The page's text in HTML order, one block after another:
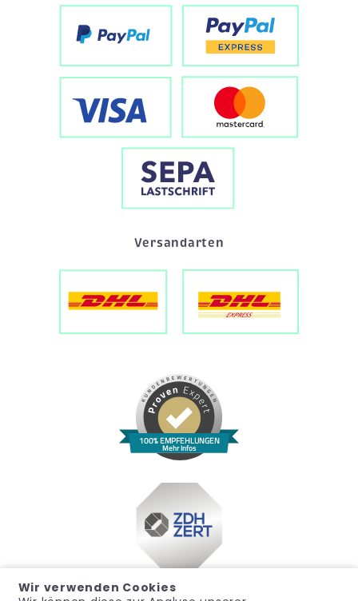
Versandarten
100% EMPFEHLUNGEN
Mehr Infos
Wir verwenden Cookies